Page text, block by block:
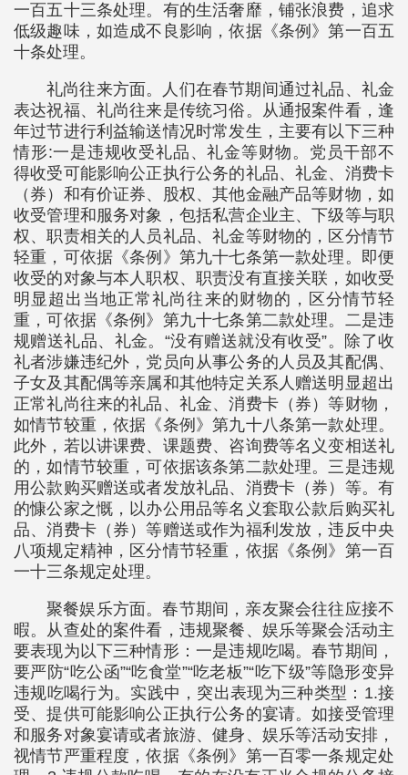
一百五十三条处理。有的生活奢靡，铺张浪费，追求
低级趣味，如造成不良影响，依据《条例》第一百五
十条处理。
礼尚往来方面。人们在春节期间通过礼品、礼金
表达祝福、礼尚往来是传统习俗。从通报案件看，逢
年过节进行利益输送情况时常发生，主要有以下三种
情形:一是违规收受礼品、礼金等财物。党员干部不
得收受可能影响公正执行公务的礼品、礼金、消费卡
（券）和有价证券、股权、其他金融产品等财物，如
收受管理和服务对象，包括私营企业主、下级等与职
权、职责相关的人员礼品、礼金等财物的，区分情节
轻重，可依据《条例》第九十七条第一款处理。即便
收受的对象与本人职权、职责没有直接关联，如收受
明显超出当地正常礼尚往来的财物的，区分情节轻
重，可依据《条例》第九十七条第二款处理。二是违
规赠送礼品、礼金。“没有赠送就没有收受”。除了收
礼者涉嫌违纪外，党员向从事公务的人员及其配偶、
子女及其配偶等亲属和其他特定关系人赠送明显超出
正常礼尚往来的礼品、礼金、消费卡（券）等财物，
如情节较重，依据《条例》第九十八条第一款处理。
此外，若以讲课费、课题费、咨询费等名义变相送礼
的，如情节较重，可依据该条第二款处理。三是违规
用公款购买赠送或者发放礼品、消费卡（券）等。有
的慷公家之慨，以办公用品等名义套取公款后购买礼
品、消费卡（券）等赠送或作为福利发放，违反中央
八项规定精神，区分情节轻重，依据《条例》第一百
一十三条规定处理。
聚餐娱乐方面。春节期间，亲友聚会往往应接不
暇。从查处的案件看，违规聚餐、娱乐等聚会活动主
要表现为以下三种情形：一是违规吃喝。春节期间，
要严防“吃公函”“吃食堂”“吃老板”“吃下级”等隐形变异
违规吃喝行为。实践中，突出表现为三种类型：1.接
受、提供可能影响公正执行公务的宴请。如接受管理
和服务对象宴请或者旅游、健身、娱乐等活动安排，
视情节严重程度，依据《条例》第一百零一条规定处